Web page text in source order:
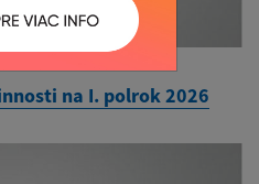
na I. polrok 2026